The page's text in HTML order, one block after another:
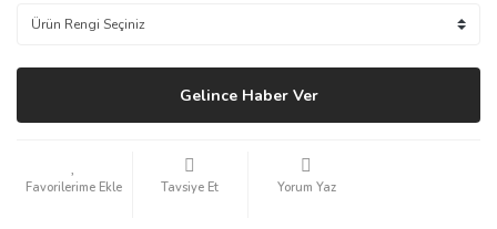
Gelince Haber Ver
Tavsiye Et Yorum Yaz